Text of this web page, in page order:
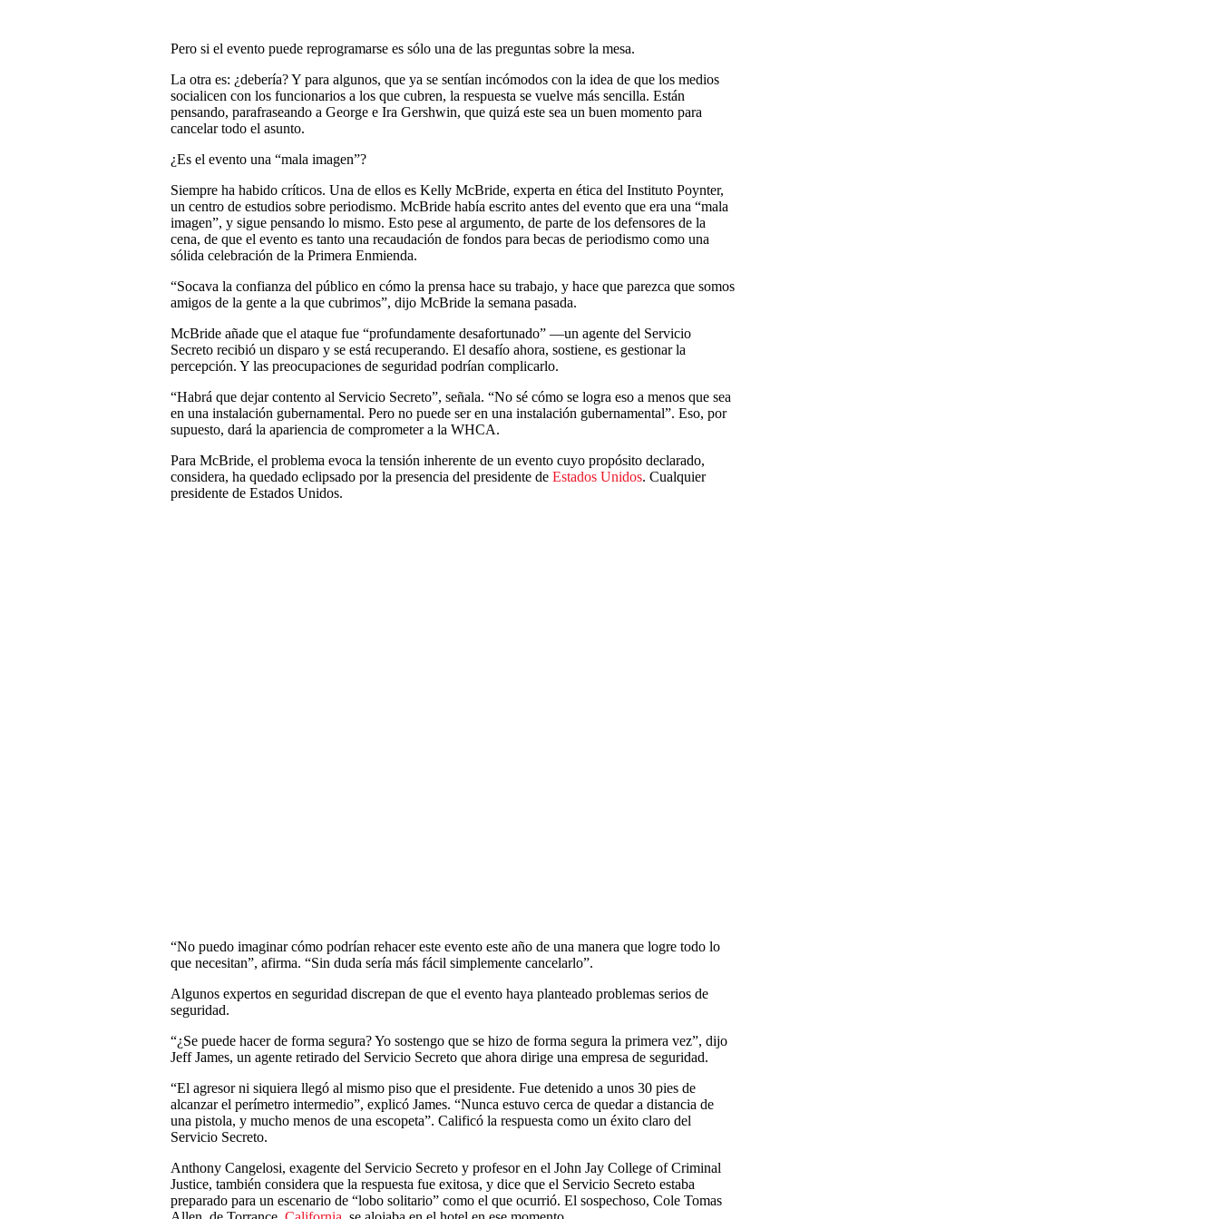
Pero si el evento puede reprogramarse es sólo una de las preguntas sobre la mesa.
La otra es: ¿debería? Y para algunos, que ya se sentían incómodos con la idea de que los medios
socialicen con los funcionarios a los que cubren, la respuesta se vuelve más sencilla. Están
pensando, parafraseando a George e Ira Gershwin, que quizá este sea un buen momento para
cancelar todo el asunto.
¿Es el evento una “mala imagen”?
Siempre ha habido críticos. Una de ellos es Kelly McBride, experta en ética del Instituto Poynter,
un centro de estudios sobre periodismo. McBride había escrito antes del evento que era una “mala
imagen”, y sigue pensando lo mismo. Esto pese al argumento, de parte de los defensores de la
cena, de que el evento es tanto una recaudación de fondos para becas de periodismo como una
sólida celebración de la Primera Enmienda.
“Socava la confianza del público en cómo la prensa hace su trabajo, y hace que parezca que somos
amigos de la gente a la que cubrimos”, dijo McBride la semana pasada.
McBride añade que el ataque fue “profundamente desafortunado” —un agente del Servicio
Secreto recibió un disparo y se está recuperando. El desafío ahora, sostiene, es gestionar la
percepción. Y las preocupaciones de seguridad podrían complicarlo.
“Habrá que dejar contento al Servicio Secreto”, señala. “No sé cómo se logra eso a menos que sea
en una instalación gubernamental. Pero no puede ser en una instalación gubernamental”. Eso, por
supuesto, dará la apariencia de comprometer a la WHCA.
Para McBride, el problema evoca la tensión inherente de un evento cuyo propósito declarado,
considera, ha quedado eclipsado por la presencia del presidente de Estados Unidos. Cualquier
presidente de Estados Unidos.
“No puedo imaginar cómo podrían rehacer este evento este año de una manera que logre todo lo
que necesitan”, afirma. “Sin duda sería más fácil simplemente cancelarlo”.
Algunos expertos en seguridad discrepan de que el evento haya planteado problemas serios de
seguridad.
“¿Se puede hacer de forma segura? Yo sostengo que se hizo de forma segura la primera vez”, dijo
Jeff James, un agente retirado del Servicio Secreto que ahora dirige una empresa de seguridad.
“El agresor ni siquiera llegó al mismo piso que el presidente. Fue detenido a unos 30 pies de
alcanzar el perímetro intermedio”, explicó James. “Nunca estuvo cerca de quedar a distancia de
una pistola, y mucho menos de una escopeta”. Calificó la respuesta como un éxito claro del
Servicio Secreto.
Anthony Cangelosi, exagente del Servicio Secreto y profesor en el John Jay College of Criminal
Justice, también considera que la respuesta fue exitosa, y dice que el Servicio Secreto estaba
preparado para un escenario de “lobo solitario” como el que ocurrió. El sospechoso, Cole Tomas